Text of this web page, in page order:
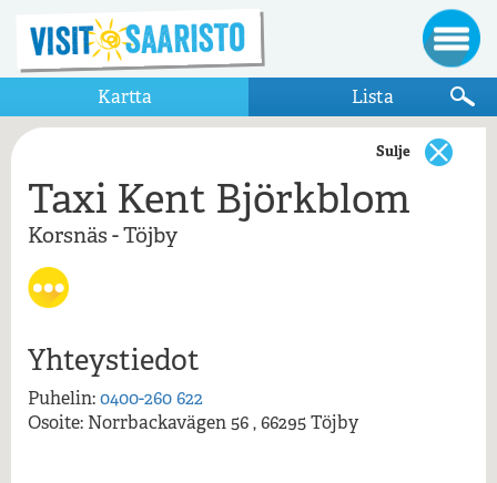
Kartta Lista
Näytä vain kartalla näkyvät kohteet
Korsnäs - Töjby
Taxi Kent Björkblom
Taxi Kent Björkblom , Töjby , Korsnäs
Sulje
Taxi Kent Björkblom
Korsnäs - Töjby
Yhteystiedot
Puhelin:0400-260 622
Osoite: Norrbackavägen 56 , 66295 Töjby